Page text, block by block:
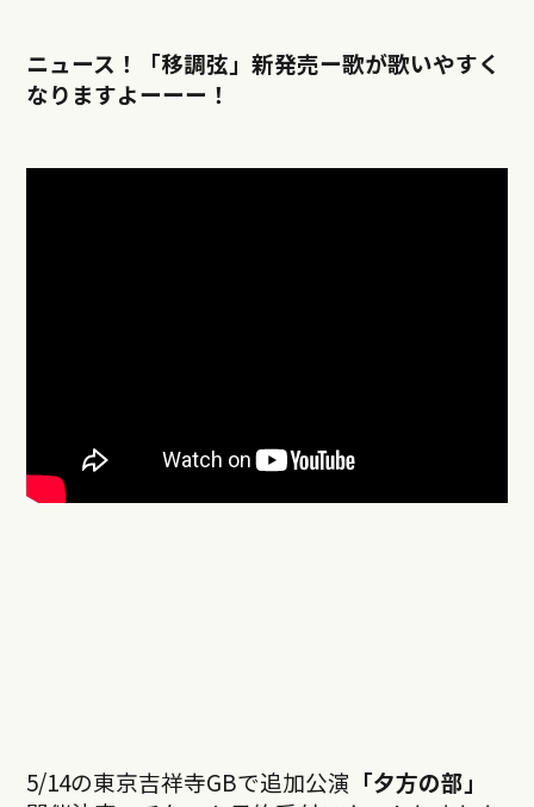
ニュース！「移調弦」新発売ー歌が歌いやすく
なりますよーーー！
5/14の東京吉祥寺GBで追加公演 「夕方の部」